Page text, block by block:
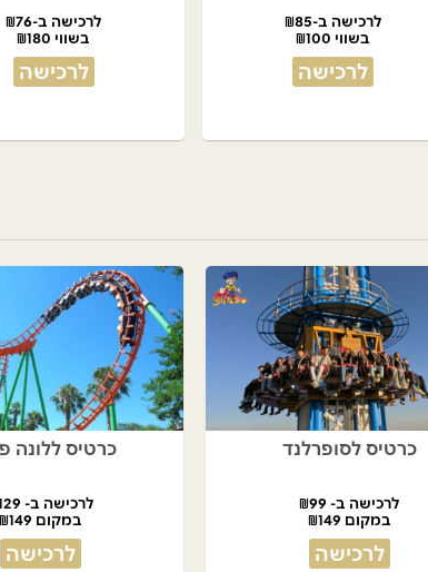
לרכישה ב-₪85
בשווי ₪100
לרכישה
לרכישה ב-₪76
בשווי ₪180
לרכישה
כרטיס ללונה
לרכישה ב- ₪129
במקום ₪149
לרכישה
כרטיס לסופרלנד
לרכישה ב- ₪99
במקום ₪149
לרכישה